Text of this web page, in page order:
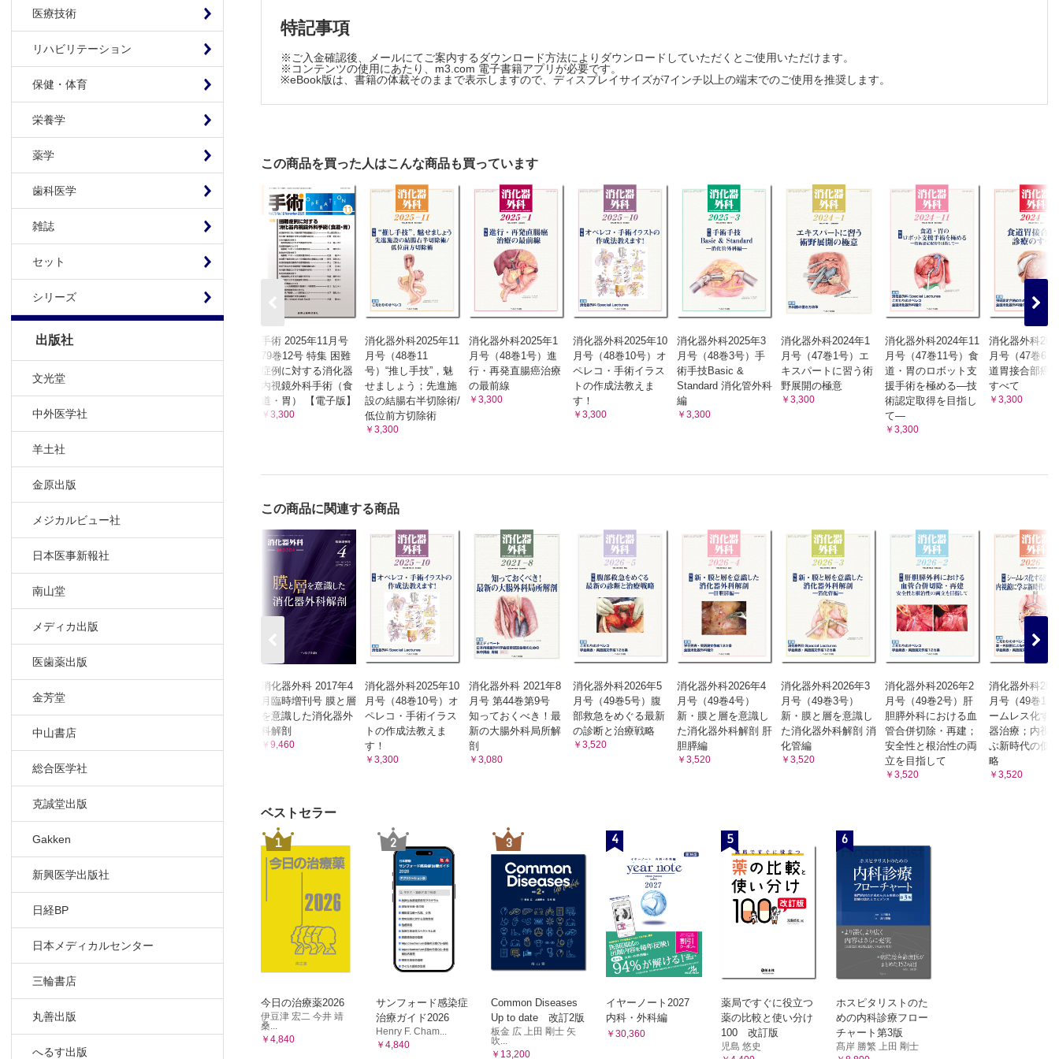
医療技術
リハビリテーション
保健・体育
栄養学
薬学
歯科医学
雑誌
セット
シリーズ
出版社
文光堂
中外医学社
羊土社
金原出版
メジカルビュー社
日本医事新報社
南山堂
メディカ出版
医歯薬出版
金芳堂
中山書店
総合医学社
克誠堂出版
Gakken
新興医学出版社
日経BP
日本メディカルセンター
三輪書店
丸善出版
へるす出版
第125回日本外科学会に参加して思う“人生”─ 若手医師に伝える学会参加の意義と心構え ─
特記事項
※ご入金確認後、メールにてご案内するダウンロード方法によりダウンロードしていただくとご使用いただけます。
※コンテンツの使用にあたり、m3.com 電子書籍アプリが必要です。
※eBook版は、書籍の体裁そのままで表示しますので、ディスプレイサイズが7インチ以上の端末でのご使用を推奨します。
この商品を買った人はこんな商品も買っています
手術 2025年11月号
79巻12号 特集 困難
症例に対する消化器
内視鏡外科手術（食
道・胃） 【電子版】
￥3,300
消化器外科2025年11
月号（48巻11
号）“推し手技”，魅
せましょう；先進施
設の結腸右半切除術/
低位前方切除術
￥3,300
消化器外科2025年1
月号（48巻1号）進
行・再発直腸癌治療
の最前線
￥3,300
消化器外科2025年10
月号（48巻10号）オ
ペレコ・手術イラス
トの作成法教えま
す！
￥3,300
消化器外科2025年3
月号（48巻3号）手
術手技Basic &
Standard 消化管外科
編
￥3,300
消化器外科2024年1
月号（47巻1号）エ
キスパートに習う術
野展開の極意
￥3,300
消化器外科2024年11
月号（47巻11号）食
道・胃のロボット支
援手術を極める―技
術認定取得を目指し
て―
￥3,300
消化器外科
月号（47巻6
道胃接合部癌
すべて
￥3,300
この商品に関連する商品
消化器外科 2017年4
月臨時増刊号 膜と層
を意識した消化器外
科解剖
￥9,460
消化器外科2025年10
月号（48巻10号）オ
ペレコ・手術イラス
トの作成法教えま
す！
￥3,300
消化器外科 2021年8
月号 第44巻第9号
知っておくべき！最
新の大腸外科局所解
剖
￥3,080
消化器外科2026年5
月号（49巻5号）腹
部救急をめぐる最新
の診断と治療戦略
￥3,520
消化器外科2026年4
月号（49巻4号）
新・膜と層を意識し
た消化器外科解剖 肝
胆膵編
￥3,520
消化器外科2026年3
月号（49巻3号）
新・膜と層を意識し
た消化器外科解剖 消
化管編
￥3,520
消化器外科2026年2
月号（49巻2号）肝
胆膵外科における血
管合併切除・再建；
安全性と根治性の両
立を目指して
￥3,520
消化器外科
月号（49巻1
ームレス化す
器治療；内視
ぶ新時代の低
略
￥3,520
ベストセラー
1
今日の治療薬2026
伊豆津 宏二 今井 靖
桑...
￥4,840
2
サンフォード感染症
治療ガイド2026
Henry F. Cham...
￥4,840
3
Common Diseases
Up to date 改訂2版
板金 広 上田 剛士 矢
吹...
￥13,200
4
イヤーノート2027
内科・外科編
￥30,360
5
薬局ですぐに役立つ
薬の比較と使い分け
100 改訂版
児島 悠史
6
ホスピタリストのた
めの内科診療フロー
チャート第3版
髙岸 勝繁 上田 剛士